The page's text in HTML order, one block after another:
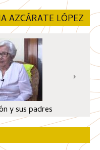
AZCÁRATE LÓPEZ
y sus padres